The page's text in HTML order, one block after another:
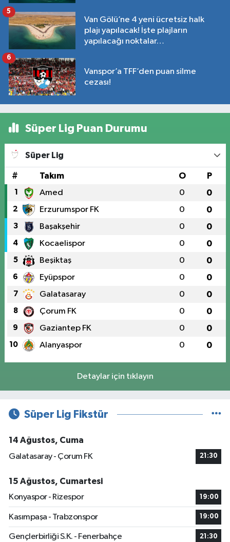
Van Gölü’ne 4 yeni ücretsiz halk
plajı yapılacak! İşte plajların
yapılacağı noktalar…
5
Vanspor’a TFF’den puan silme
cezası!
6
Süper Lig Puan Durumu
Süper Lig
# Takım O P
1 Amed 0 0
2 Erzurumspor FK 0 0
3 Başakşehir 0 0
4 Kocaelispor 0 0
5 Beşiktaş 0 0
6 Eyüpspor 0 0
7 Galatasaray 0 0
8 Çorum FK 0 0
9 Gaziantep FK 0 0
10 Alanyaspor 0 0
Detaylar için tıklayın
Süper Lig Fikstür
14 Ağustos, Cuma
Galatasaray - Çorum FK
21:30
15 Ağustos, Cumartesi
Konyaspor - Rizespor
19:00
Kasımpaşa - Trabzonspor 19:00
Gençlerbirliği S.K. - Fenerbahçe 21:30